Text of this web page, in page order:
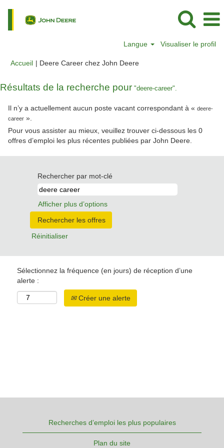
Langue Visualiser le profil
Accueil | Deere Career chez John Deere(page
Résultats de la recherche pour "deere-career".
Il n’y a actuellement aucun poste vacant correspondant à « deere-
career ».
Pour vous assister au mieux, veuillez trouver ci-dessous les 0
offres d’emploi les plus récentes publiées par John Deere.
Rechercher par mot-clé
Afficher plus d’options
Réinitialiser
Sélectionnez la fréquence (en jours) de réception d’une
alerte :
Créer une alerte
Recherches d’emploi les plus populaires
Plan du site